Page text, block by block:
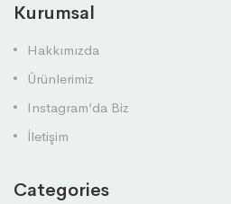
Kurumsal
Hakkımızda
Ürünlerimiz
Instagram’da Biz
İletişim
Categories